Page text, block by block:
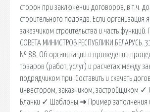
сторон при заключении договоров, в т.ч.
строительного подряда. Если организация
заказчиком строительства и часть
СОВЕТА МИНИСТРОВ РЕСПУБЛИКИ БЕЛАРУСЬ.
№ 88. Об организации и проведении
товаров (работ, услуг) и расчетах между
подрядчиком при. Составить и скачать
инвестором, заказчиком, застройщиком
Бланки ✓ Шаблоны ➜ Пример заполнения